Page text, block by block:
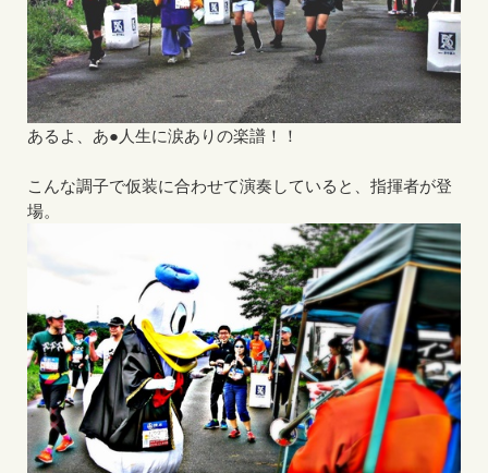
あるよ、あ●人生に涙ありの楽譜！！
こんな調子で仮装に合わせて演奏していると、指揮者が登
場。